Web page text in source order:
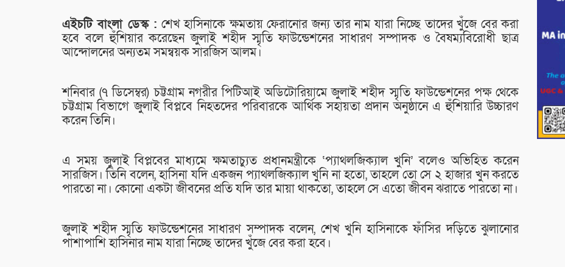
এইচটি বাংলা ডেস্ক : শেখ হাসিনাকে ক্ষমতায় ফেরানোর জন্য তার নাম যারা নিচ্ছে তাদের খুঁজে বের করা
হবে বলে হুঁশিয়ার করেছেন জুলাই শহীদ স্মৃতি ফাউন্ডেশনের সাধারণ সম্পাদক ও বৈষম্যবিরোধী ছাত্র
আন্দোলনের অন্যতম সমন্বয়ক সারজিস আলম।
শনিবার (৭ ডিসেম্বর) চট্টগ্রাম নগরীর পিটিআই অডিটোরিয়ামে জুলাই শহীদ স্মৃতি ফাউন্ডেশনের পক্ষ থেকে
চট্টগ্রাম বিভাগে জুলাই বিপ্লবে নিহতদের পরিবারকে আর্থিক সহায়তা প্রদান অনুষ্ঠানে এ হুঁশিয়ারি উচ্চারণ
করেন তিনি।
এ সময় জুলাই বিপ্লবের মাধ্যমে ক্ষমতাচ্যুত প্রধানমন্ত্রীকে ‘প্যাথলজিক্যাল খুনি’ বলেও অভিহিত করেন
সারজিস। তিনি বলেন, হাসিনা যদি একজন প্যাথলজিক্যাল খুনি না হতো, তাহলে তো সে ২ হাজার খুন করতে
পারতো না। কোনো একটা জীবনের প্রতি যদি তার মায়া থাকতো, তাহলে সে এতো জীবন ঝরাতে পারতো না।
জুলাই শহীদ স্মৃতি ফাউন্ডেশনের সাধারণ সম্পাদক বলেন, শেখ খুনি হাসিনাকে ফাঁসির দড়িতে ঝুলানোর
পাশাপাশি হাসিনার নাম যারা নিচ্ছে তাদের খুঁজে বের করা হবে।